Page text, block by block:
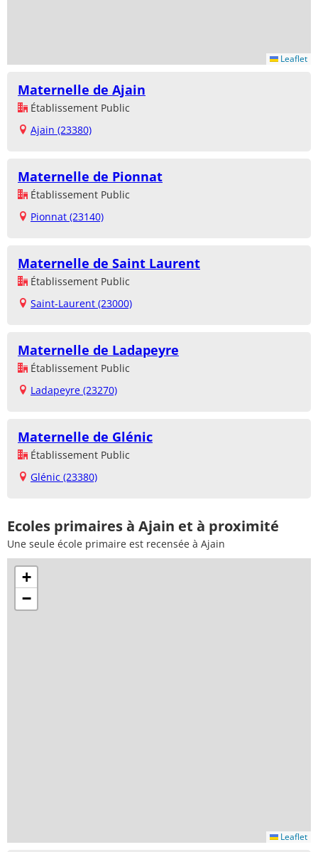
Leaflet
Maternelle de Ajain
Établissement Public
Ajain (23380)
Maternelle de Pionnat
Établissement Public
Pionnat (23140)
Maternelle de Saint Laurent
Établissement Public
Saint-Laurent (23000)
Maternelle de Ladapeyre
Établissement Public
Ladapeyre (23270)
Maternelle de Glénic
Établissement Public
Glénic (23380)
Ecoles primaires à Ajain et à proximité
Une seule école primaire est recensée à Ajain
+
−
Leaflet